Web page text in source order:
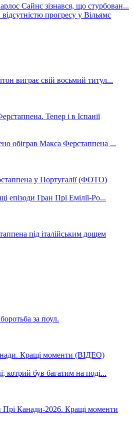
прогресу у Вільямс
Тепер і в Іспанії
у Португалії (ФОТО)
під італійським дощем
Кращі моменти (ВІДЕО)
Прі Канади-2026. Кращі моменти